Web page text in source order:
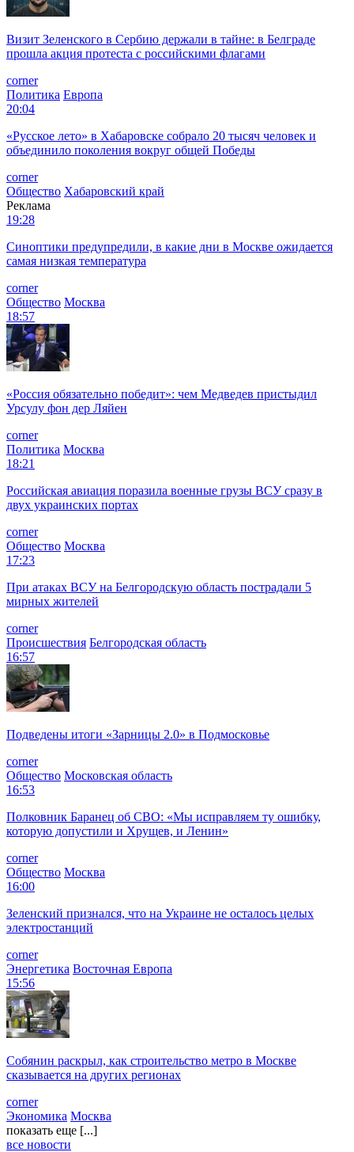
Визит Зеленского в Сербию держали в тайне: в Белграде
прошла акция протеста с российскими флагами
corner
Политика Европа
20:04
«Русское лето» в Хабаровске собрало 20 тысяч человек и
объединило поколения вокруг общей Победы
corner
Общество Хабаровский край
Реклама
19:28
Синоптики предупредили, в какие дни в Москве ожидается
самая низкая температура
corner
Общество Москва
18:57
«Россия обязательно победит»: чем Медведев пристыдил
Урсулу фон дер Ляйен
corner
Политика Москва
18:21
Российская авиация поразила военные грузы ВСУ сразу в
двух украинских портах
corner
Общество Москва
17:23
При атаках ВСУ на Белгородскую область пострадали 5
мирных жителей
corner
Происшествия Белгородская область
16:57
Подведены итоги «Зарницы 2.0» в Подмосковье
corner
Общество Московская область
16:53
Полковник Баранец об СВО: «Мы исправляем ту ошибку,
которую допустили и Хрущев, и Ленин»
corner
Общество Москва
16:00
Зеленский признался, что на Украине не осталось целых
электростанций
corner
Энергетика Восточная Европа
15:56
Собянин раскрыл, как строительство метро в Москве
сказывается на других регионах
corner
Экономика Москва
показать еще [...]
все новости